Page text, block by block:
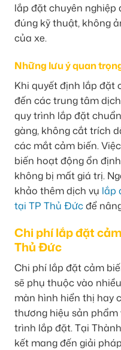
lắp đặt chuyên
đúng kỹ thuật, không
của xe.
Những lưu ý quan
Khi quyết định lắp đặt
đến các trung tâm
quy trình lắp đặt
gàng, không cắt trích
các mắt cảm biến.
biến hoạt động ổn
không bị mất giá trị.
khảo thêm dịch vụ lắp
tại TP Thủ Đứcđể
Chi phí lắp đặt
Thủ Đức
Chi phí lắp đặt cảm
sẽ phụ thuộc vào
màn hình hiển thị hay
thương hiệu sản
trình lắp đặt. Tại
kết mang đến giải